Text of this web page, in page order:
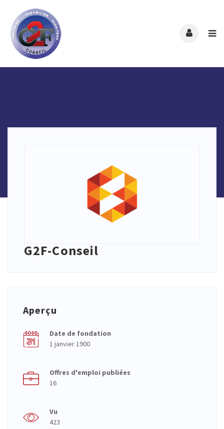
G2F-Conseil
Aperçu
Date de fondation
1 janvier 1900
Offres d'emploi publiées
16
Vu
423